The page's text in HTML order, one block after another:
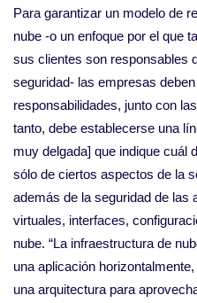
Para garantizar un modelo de
nube -o un enfoque por el que
sus clientes son responsables
seguridad- las empresas
responsabilidades, junto con
tanto, debe establecerse una
muy delgada] que indique cuál
sólo de ciertos aspectos de la
además de la seguridad de las
virtuales, interfaces,
nube. “La infraestructura de
una aplicación
una arquitectura para